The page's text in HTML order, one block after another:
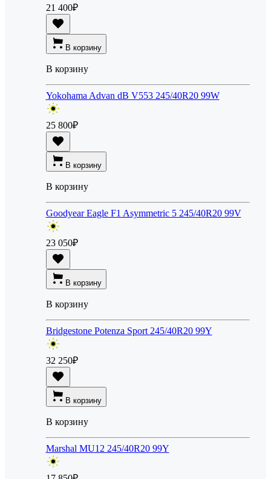
21 400₽
В корзину
В корзину
Yokohama Advan dB V553 245/40R20 99W
25 800₽
В корзину
В корзину
Goodyear Eagle F1 Asymmetric 5 245/40R20 99V
23 050₽
В корзину
В корзину
Bridgestone Potenza Sport 245/40R20 99Y
32 250₽
В корзину
В корзину
Marshal MU12 245/40R20 99Y